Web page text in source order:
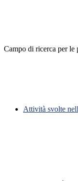
Campo di ricerca per le
Attività svolte